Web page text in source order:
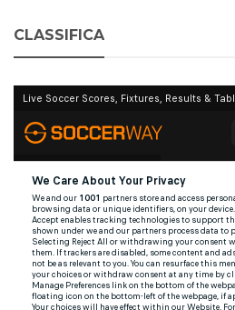
CLASSIFICA